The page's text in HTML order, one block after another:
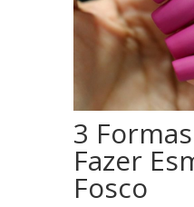
3
Fazer
Fosco